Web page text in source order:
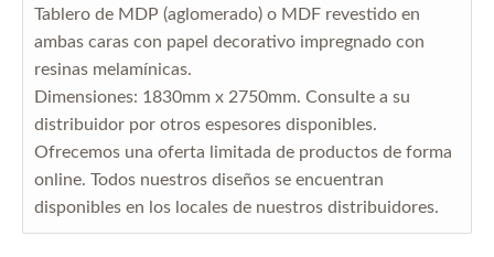
Tablero de MDP (aglomerado) o MDF revestido en
ambas caras con papel decorativo impregnado con
resinas melamínicas.
Dimensiones: 1830mm x 2750mm. Consulte a su
distribuidor por otros espesores disponibles.
Ofrecemos una oferta limitada de productos de forma
online. Todos nuestros diseños se encuentran
disponibles en los locales de nuestros distribuidores.